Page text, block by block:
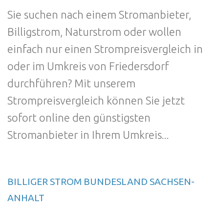
Sie suchen nach einem Stromanbieter,
Billigstrom, Naturstrom oder wollen
einfach nur einen Strompreisvergleich in
oder im Umkreis von Friedersdorf
durchführen? Mit unserem
Strompreisvergleich können Sie jetzt
sofort online den günstigsten
Stromanbieter in Ihrem Umkreis...
BILLIGER STROM BUNDESLAND SACHSEN-
ANHALT